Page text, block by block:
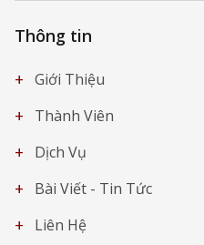
Thông tin
+ Giới Thiệu
+ Thành Viên
+ Dịch Vụ
+ Bài Viết - Tin Tức
+ Liên Hệ